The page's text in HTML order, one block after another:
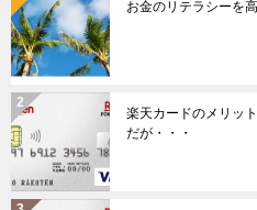
シ
ョ
ン
お金のリテラシーを
楽天カードのメリッ
だが・・・